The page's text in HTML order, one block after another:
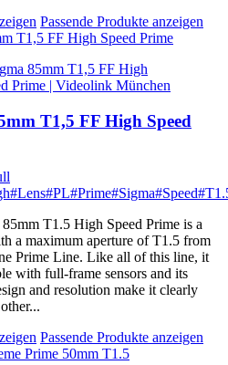
Passende Produkte anzeigen
T1,5 FF High Speed Prime
T1,5 FF High Speed
#Lens#PL#Prime#Sigma#Speed
T1.5 High Speed Prime is a
a maximum aperture of T1.5 from
Prime Line. Like all of this line, it
with full-frame sensors and its
and resolution make it clearly
Passende Produkte anzeigen
Prime 50mm T1.5